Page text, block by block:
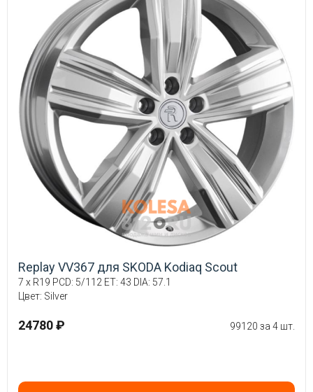
Replay VV367 для SKODA Kodiaq Scout
7 x R19 PCD: 5/112 ET: 43 DIA: 57.1
Цвет: Silver
24780 ₽ 99120 за 4 шт.